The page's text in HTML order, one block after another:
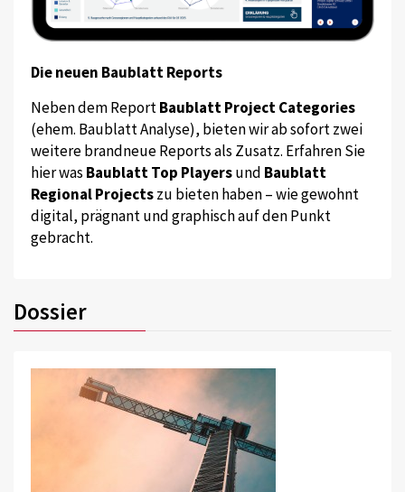
Die neuen Baublatt Reports
Neben dem ReportBaublatt Project Categories
(ehem. Baublatt Analyse), bieten wir ab sofort zwei
weitere brandneue Reports als Zusatz. Erfahren Sie
hier was Baublatt Top Playersund Baublatt
Regional Projectszu bieten haben – wie gewohnt
digital, prägnant und graphisch auf den Punkt
gebracht.
Dossier